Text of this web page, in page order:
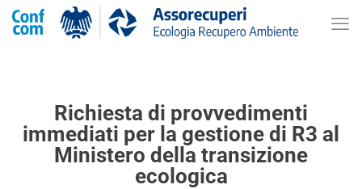
Richiesta di provvedimenti
immediati per la gestione di R3 al
Ministero della transizione
ecologica